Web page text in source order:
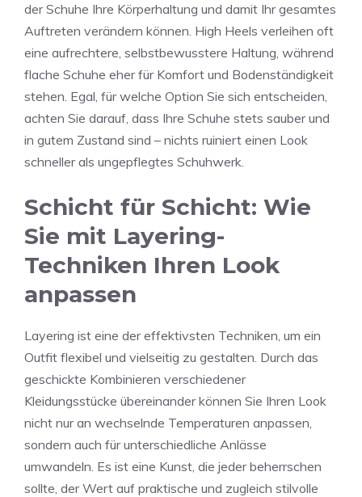
der Schuhe Ihre Körperhaltung und damit Ihr gesamtes
Auftreten verändern können. High Heels verleihen oft
eine aufrechtere, selbstbewusstere Haltung, während
flache Schuhe eher für Komfort und Bodenständigkeit
stehen. Egal, für welche Option Sie sich entscheiden,
achten Sie darauf, dass Ihre Schuhe stets sauber und
in gutem Zustand sind – nichts ruiniert einen Look
schneller als ungepflegtes Schuhwerk.
Schicht für Schicht: Wie
Sie mit Layering-
Techniken Ihren Look
anpassen
Layering ist eine der effektivsten Techniken, um ein
Outfit flexibel und vielseitig zu gestalten. Durch das
geschickte Kombinieren verschiedener
Kleidungsstücke übereinander können Sie Ihren Look
nicht nur an wechselnde Temperaturen anpassen,
sondern auch für unterschiedliche Anlässe
umwandeln. Es ist eine Kunst, die jeder beherrschen
sollte, der Wert auf praktische und zugleich stilvolle